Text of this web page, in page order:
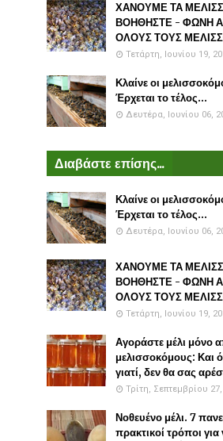
ΧΑΝΟΥΜΕ ΤΑ
ΒΟΗΘΗΣΤΕ - ΦΩΝΗ
ΟΛΟΥΣ ΤΟΥΣ
Τετάρτη, Ιουνίου 19,
Κλαίνε οι
Έρχεται το τέλος...
Δευτέρα, Ιουνίου 06,
Διαβάστε επίσης...
Κλαίνε οι
Έρχεται το τέλος...
Δευτέρα, Ιουνίου 06,
ΧΑΝΟΥΜΕ ΤΑ
ΒΟΗΘΗΣΤΕ - ΦΩΝΗ
ΟΛΟΥΣ ΤΟΥΣ
Τετάρτη, Ιουνίου 19,
Αγοράστε μέλι μόνο
μελισσοκόμους: Και
γιατί, δεν θα σας
Τρίτη, Σεπτεμβρίου
Νοθευένο μέλι. 7
πρακτικοί τρόποι για